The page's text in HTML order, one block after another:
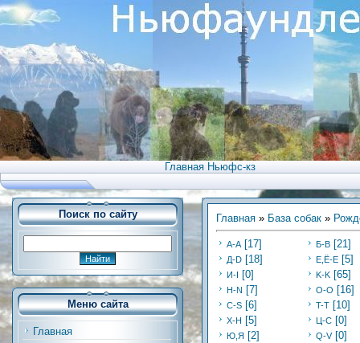
Главная Ньюфс-кз
Поиск по сайту
Меню сайта
Главная
Главная » База собак »
А-А [17] Б-В [21]
Д-D [18] Е,Ё-Е [5]
И-I [0] K-K [65]
Н-N [7] O-O [16]
C-S [6] T-T [10]
Х-H [5] Ц-C [0]
Ю,Я [2] Q-V [0]